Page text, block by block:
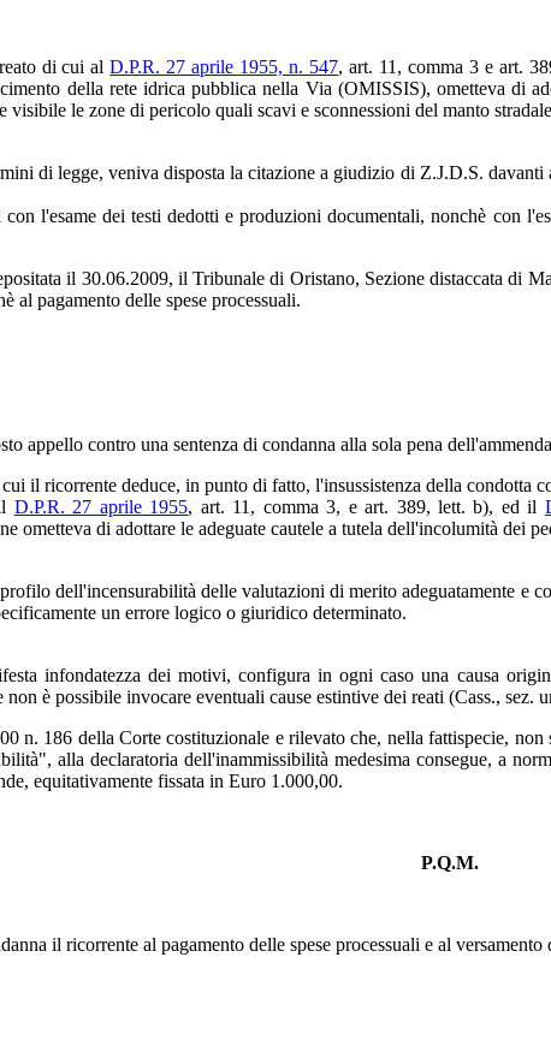
di cui alD.P.R. 27 aprile 1955, n. 547, art. 11, comma 3 e art.
della rete idrica pubblica nella Via (OMISSIS), ometteva di
visibile le zone di pericolo quali scavi e sconnessioni del manto
di legge, veniva disposta la citazione a giudizio di Z.J.D.S.
l'esame dei testi dedotti e produzioni documentali, nonchè con
il 30.06.2009, il Tribunale di Oristano, Sezione distaccata di
al pagamento delle spese processuali.
appello contro una sentenza di condanna alla sola pena
il ricorrente deduce, in punto di fatto, l'insussistenza della condotta
D.P.R. 27 aprile 1955, art. 11, comma 3, e art. 389, lett. b), ed il
ometteva di adottare le adeguate cautele a tutela dell'incolumità dei
dell'incensurabilità delle valutazioni di merito adeguatamente e
un errore logico o giuridico determinato.
infondatezza dei motivi, configura in ogni caso una causa
è possibile invocare eventuali cause estintive dei reati (Cass.,
n. 186 della Corte costituzionale e rilevato che, nella fattispecie,
alla declaratoria dell'inammissibilità medesima consegue, a
equitativamente fissata in Euro 1.000,00.
P.Q.M.
il ricorrente al pagamento delle spese processuali e al